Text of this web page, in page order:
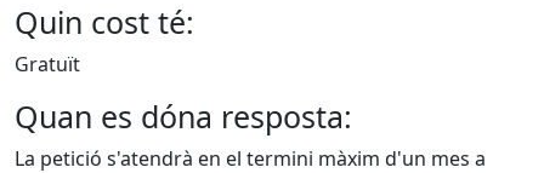
Quin cost té:
Gratuït
Quan es dóna resposta:
La petició s'atendrà en el termini màxim d'un mes a